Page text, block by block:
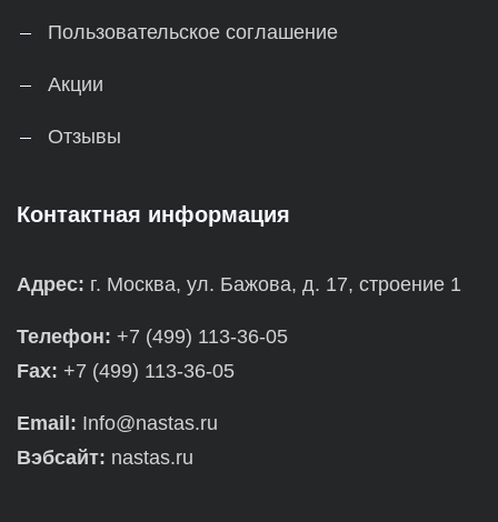
Пользовательское соглашение
Акции
Отзывы
Контактная информация
Адрес: г. Москва, ул. Бажова, д. 17, строение 1
Телефон: +7 (499) 113-36-05
Fax: +7 (499) 113-36-05
Email: Info@nastas.ru
Вэбсайт: nastas.ru